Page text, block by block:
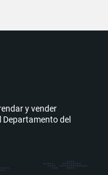
y vender
del